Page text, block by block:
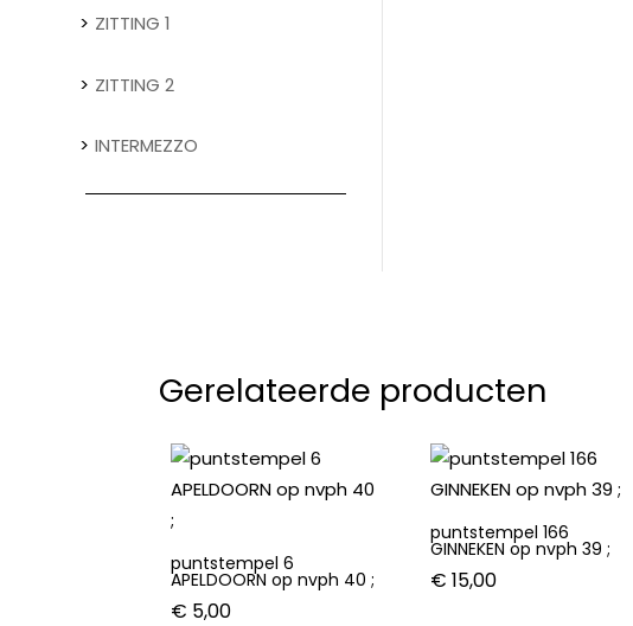
ZITTING 1
ZITTING 2
INTERMEZZO
Gerelateerde producten
puntstempel 6
APELDOORN op nvph 40 ;
€ 5,00
puntstempel 166
GINNEKEN op nvph 39 ;
€ 15,00